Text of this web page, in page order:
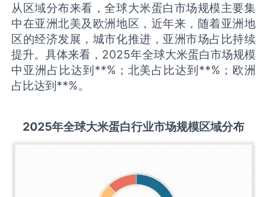
从区域分布来看，全球大米蛋白市场规模主要集
中在亚洲北美及欧洲地区，近年来，随着亚洲地
区的经济发展，城市化推进，亚洲市场占比持续
提升。具体来看，2025年全球大米蛋白市场规模
中亚洲占比达到**%；北美占比达到**%；欧洲
占比达到**%。
2025年全球大米蛋白行业市场规模区域分布